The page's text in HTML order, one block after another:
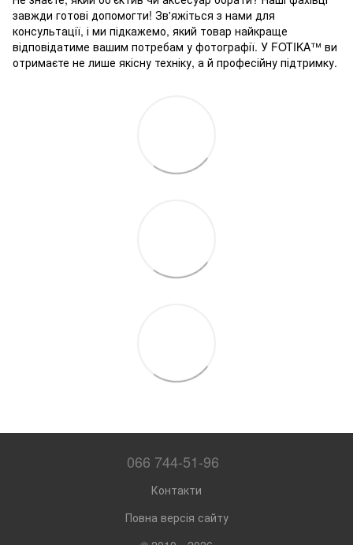
завжди готові допомогти! Зв'яжіться з нами для
консультації, і ми підкажемо, який товар найкраще
відповідатиме вашим потребам у фотографії. У FOTIKA™ ви
отримаєте не лише якісну техніку, а й професійну підтримку.
066 744-51-96
Контакти
Повна версія сайту